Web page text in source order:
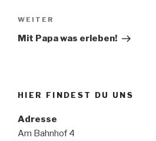
Nächster
Beitrag
WEITER
Mit Papa was erleben!
HIER FINDEST DU UNS
Adresse
Am Bahnhof 4